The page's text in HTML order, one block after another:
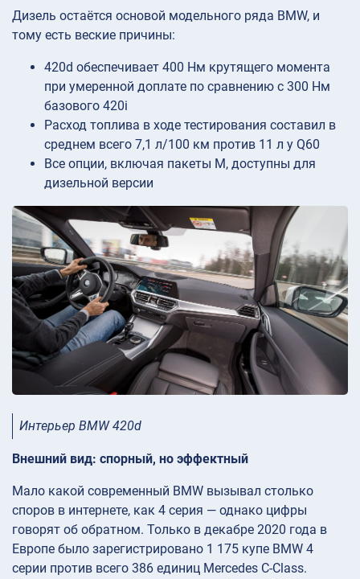
Дизель остаётся основой модельного ряда BMW, и
тому есть веские причины:
420d обеспечивает 400 Нм крутящего момента
при умеренной доплате по сравнению с 300 Нм
базового 420i
Расход топлива в ходе тестирования составил в
среднем всего 7,1 л/100 км против 11 л у Q60
Все опции, включая пакеты M, доступны для
дизельной версии
Интерьер BMW 420d
Внешний вид: спорный, но эффектный
Мало какой современный BMW вызывал столько
споров в интернете, как 4 серия — однако цифры
говорят об обратном. Только в декабре 2020 года в
Европе было зарегистрировано 1 175 купе BMW 4
серии против всего 386 единиц Mercedes C-Class.